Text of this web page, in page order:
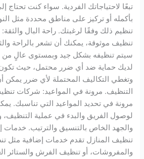
تبعًا لاحتياجاتك الفردية. سواء كنت تحتاج
بأكمله أو تركيز على مناطق محددة مثل
تنظيم ذلك وفقًا لرغبتك. راحة البال
تنظيف موثوقة، يمكنك أن تشعر بالراحة
سيتم تنظيفه بشكل جيد وبمستوى عالٍ من
لديك حماية ضد أي ضرر محتمل، حيث تكون
وتغطي التكاليف المحتملة لأي ضرر يمكن
التنظيف. مرونة في المواعيد: شركات
مرونة في تحديد المواعيد التي تناسبك.
لوصول الفريق والبدء في عملية التنظيف،
والجهد الخاص بالتنسيق والترتيب.
تنظيف المنازل تقدم خدمات إضافية مثل
والمفروشات، أو تنظيف الفرش والستائر